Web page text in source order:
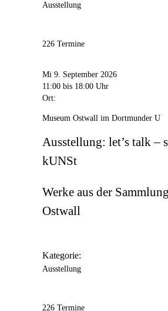
Ausstellung
226 Termine
Mi 9. September 2026
11:00 bis 18:00 Uhr
Ort:
Museum Ostwall im Dortmunder U
Ausstellung: let’s talk –
kUNSt
Werke aus der
Ostwall
Kategorie:
Ausstellung
226 Termine